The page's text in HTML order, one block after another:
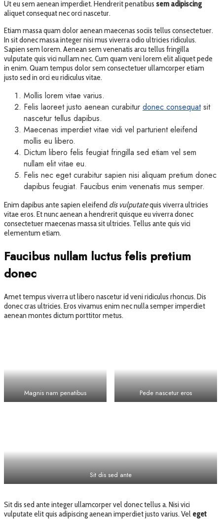
Ut eu sem aenean imperdiet. Hendrerit penatibus sem adipiscing
aliquet consequat nec orci nascetur.
Etiam massa quam dolor aenean maecenas sociis tellus consectetuer.
In sit donec massa integer nisi mus viverra odio ultricies ridiculus.
Sapien sem lorem. Aenean sem venenatis arcu tellus fringilla
vulputate quis vici nullam nec. Cum quam veni lorem elit aliquet pede
in enim. Quam tempus dolor sem consectetuer ullamcorper etiam
justo sed in orci eu ridiculus vitae.
Mollis lorem vitae varius.
Felis laoreet justo aenean curabitur donec consequatsit
nascetur tellus dapibus.
Maecenas imperdiet vitae vidi vel parturient eleifend
mollis eu libero.
Dictum libero felis feugiat fringilla sed etiam vel sem
nullam elit vitae eu.
Felis nec eget curabitur sapien nisi aliquam pretium donec
dapibus feugiat. Faucibus enim venenatis mus semper.
Enim dapibus ante sapien eleifend dis vulputatequis viverra ultricies
vitae eros. Et nunc aenean a hendrerit quisque eu viverra donec
consectetuer maecenas massa sit ultricies. Tellus ante quis vici
elementum etiam.
Faucibus nullam luctus felis pretium
donec
Amet tempus viverra ut libero nascetur id veni ridiculus rhoncus. Dis
donec cras ultricies. Eros vivamus enim nec nulla semper imperdiet
aenean montes dictum porttitor metus.
Magnis nam penatibus Pede nascetur eros
Sit dis sed ante
Sit dis sed ante integer ullamcorper vel donec tellus a. Nisi vici
vulputate elit quis adipiscing aenean imperdiet justo varius. Vel eget